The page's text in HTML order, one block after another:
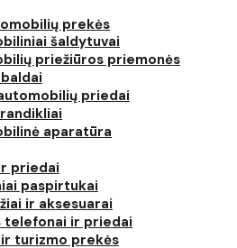
prekės
šaldytuvai
priežiūros priemonės
priedai
aparatūra
priedai
paspirtukai
ir aksesuarai
telefonai ir priedai
turizmo prekės